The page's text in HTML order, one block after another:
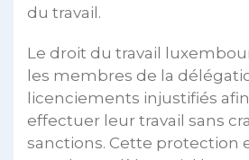
du travail.
Le droit du travail
les membres de la
licenciements injustifiés
effectuer leur travail sans
sanctions. Cette protection